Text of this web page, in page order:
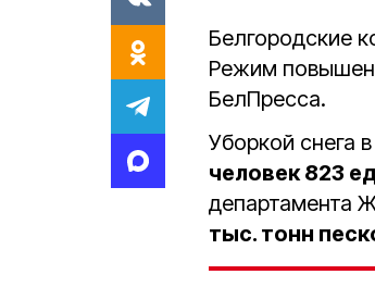
Белгородские
Режим
БелПресса.
Уборкой снега
человек 823
департамента
тыс. тонн